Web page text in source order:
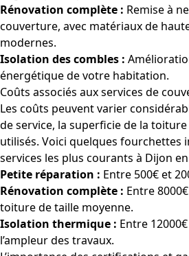
Rénovation complète : Remise à
couverture, avec matériaux de
modernes.
Isolation des combles :
énergétique de votre habitation.
Coûts associés aux services de
Les coûts peuvent varier
de service, la superficie de la
utilisés. Voici quelques fourchettes
services les plus courants à Dijon en
Petite réparation : Entre 500€ et
Rénovation complète : Entre
toiture de taille moyenne.
Isolation thermique : Entre
l’ampleur des travaux.